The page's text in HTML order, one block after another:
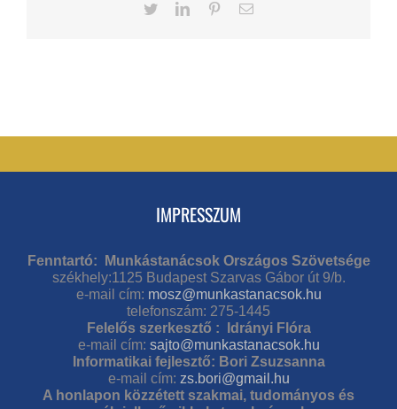
TwitterLinkedInPinterestEmail
IMPRESSZUM
Fenntartó: Munkástanácsok Országos Szövetsége
székhely:1125 Budapest Szarvas Gábor út 9/b.
e-mail cím: mosz@munkastanacsok.hu
telefonszám: 275-1445
Felelős szerkesztő : Idrányi Flóra
e-mail cím: sajto@munkastanacsok.hu
Informatikai fejlesztő: Bori Zsuzsanna
e-mail cím: zs.bori@gmail.hu
A honlapon közzétett szakmai, tudományos és